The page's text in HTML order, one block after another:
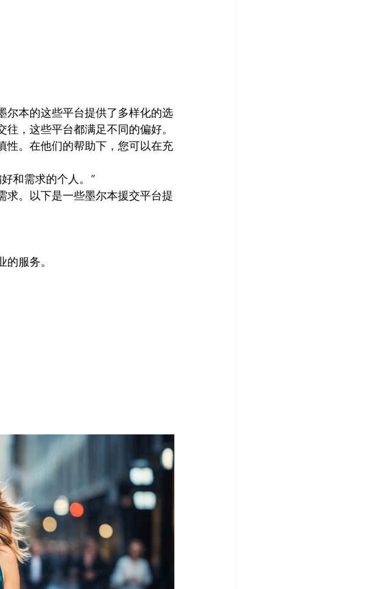
尔本的这些平台提供了多样化的选
，这些平台都满足不同的偏好。
性。在他们的帮助下，您可以在充
和需求的个人。”
求。以下是一些墨尔本援交平台提
服务。